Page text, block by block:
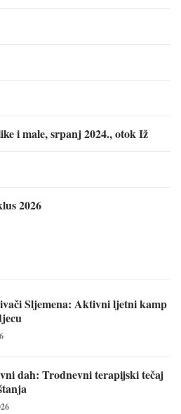
i male, srpanj 2024., otok Iž
2026
Sljemena: Aktivni ljetni kamp
dah: Trodnevni terapijski tečaj